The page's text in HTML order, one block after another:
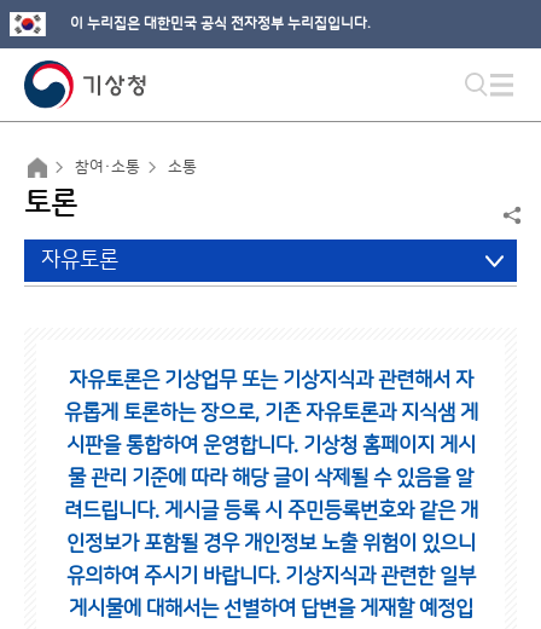
이 누리집은 대한민국 공식 전자정부 누리집입니다.
참여·소통 소통
토론
자유토론
자유토론은 기상업무 또는 기상지식과 관련해서 자
유롭게 토론하는 장으로, 기존 자유토론과 지식샘 게
시판을 통합하여 운영합니다. 기상청 홈페이지 게시
물 관리 기준에 따라 해당 글이 삭제될 수 있음을 알
려드립니다. 게시글 등록 시 주민등록번호와 같은 개
인정보가 포함될 경우 개인정보 노출 위험이 있으니
유의하여 주시기 바랍니다. 기상지식과 관련한 일부
게시물에 대해서는 선별하여 답변을 게재할 예정입